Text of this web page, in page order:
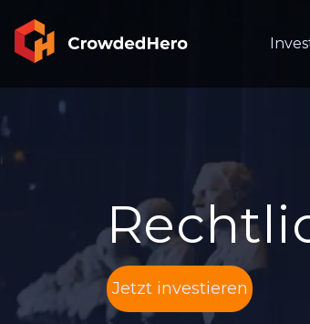
Jetzt investieren